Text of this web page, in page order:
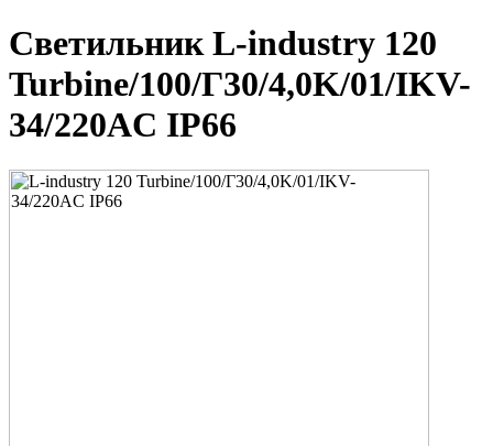
Светильник L-industry 120
Turbine/100/Г30/4,0K/01/IKV-
34/220AC IP66